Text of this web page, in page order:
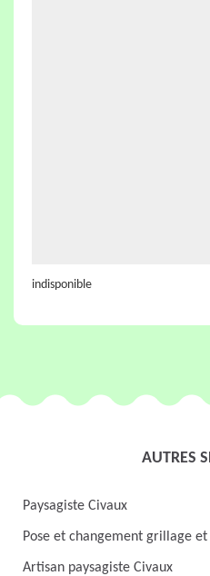
indisponible
AUTRES
Paysagiste Civaux
Pose et changement grillage
Artisan paysagiste Civaux